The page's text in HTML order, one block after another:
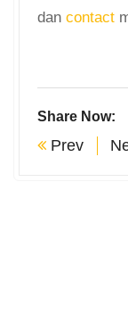
dan contact
Share Now:
Prev